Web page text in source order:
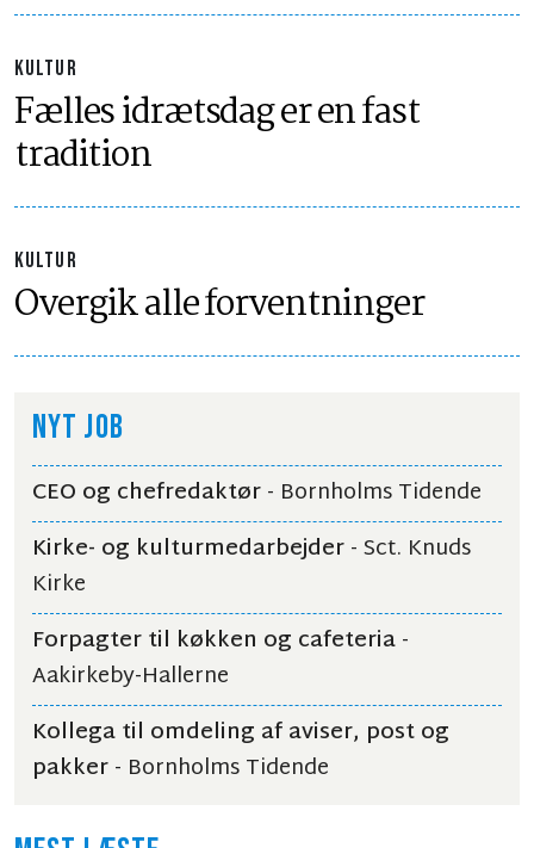
KULTUR
Fælles idrætsdag er en fast
tradition
KULTUR
Overgik alle forventninger
NYT JOB
CEO og chefredaktør- Bornholms Tidende
Kirke- og kulturmedarbejder- Sct. Knuds
Kirke
Forpagter til køkken og cafeteria-
Aakirkeby-Hallerne
Kollega til omdeling af aviser, post og
pakker- Bornholms Tidende